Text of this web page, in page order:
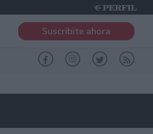
Suscribite ahora